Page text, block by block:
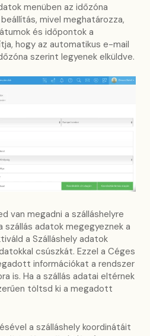
menüben az időzóna
mivel meghatározza,
és időpontok a
hogy az automatikus e-mail
szerint legyenek elküldve.
van megadni a szálláshelyre
szállás adatok megegyeznek a
a Szálláshely adatok
csúszkát. Ezzel a Céges
információkat a rendszer
is. Ha a szállás adatai eltérnek
töltsd ki a megadott
a szálláshely koordinátáit